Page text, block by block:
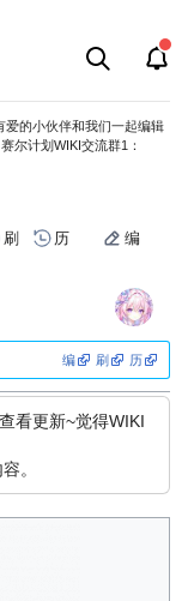
爱的小伙伴和我们一起编辑
尔计划WIKI交流群1：
刷 历 编
编 刷 历
看更新~觉得WIKI
。